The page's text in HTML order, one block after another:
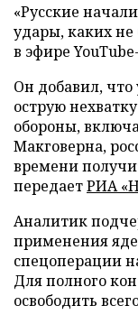
«Русские
удары, каких не
в эфире
Он добавил, что
острую
обороны,
Макговерна,
времени
передаетРИА
Аналитик
применения
спецоперации
Для полного
освободить